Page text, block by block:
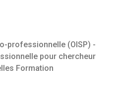
professionnelle (OISP) -
pour chercheur
Formation